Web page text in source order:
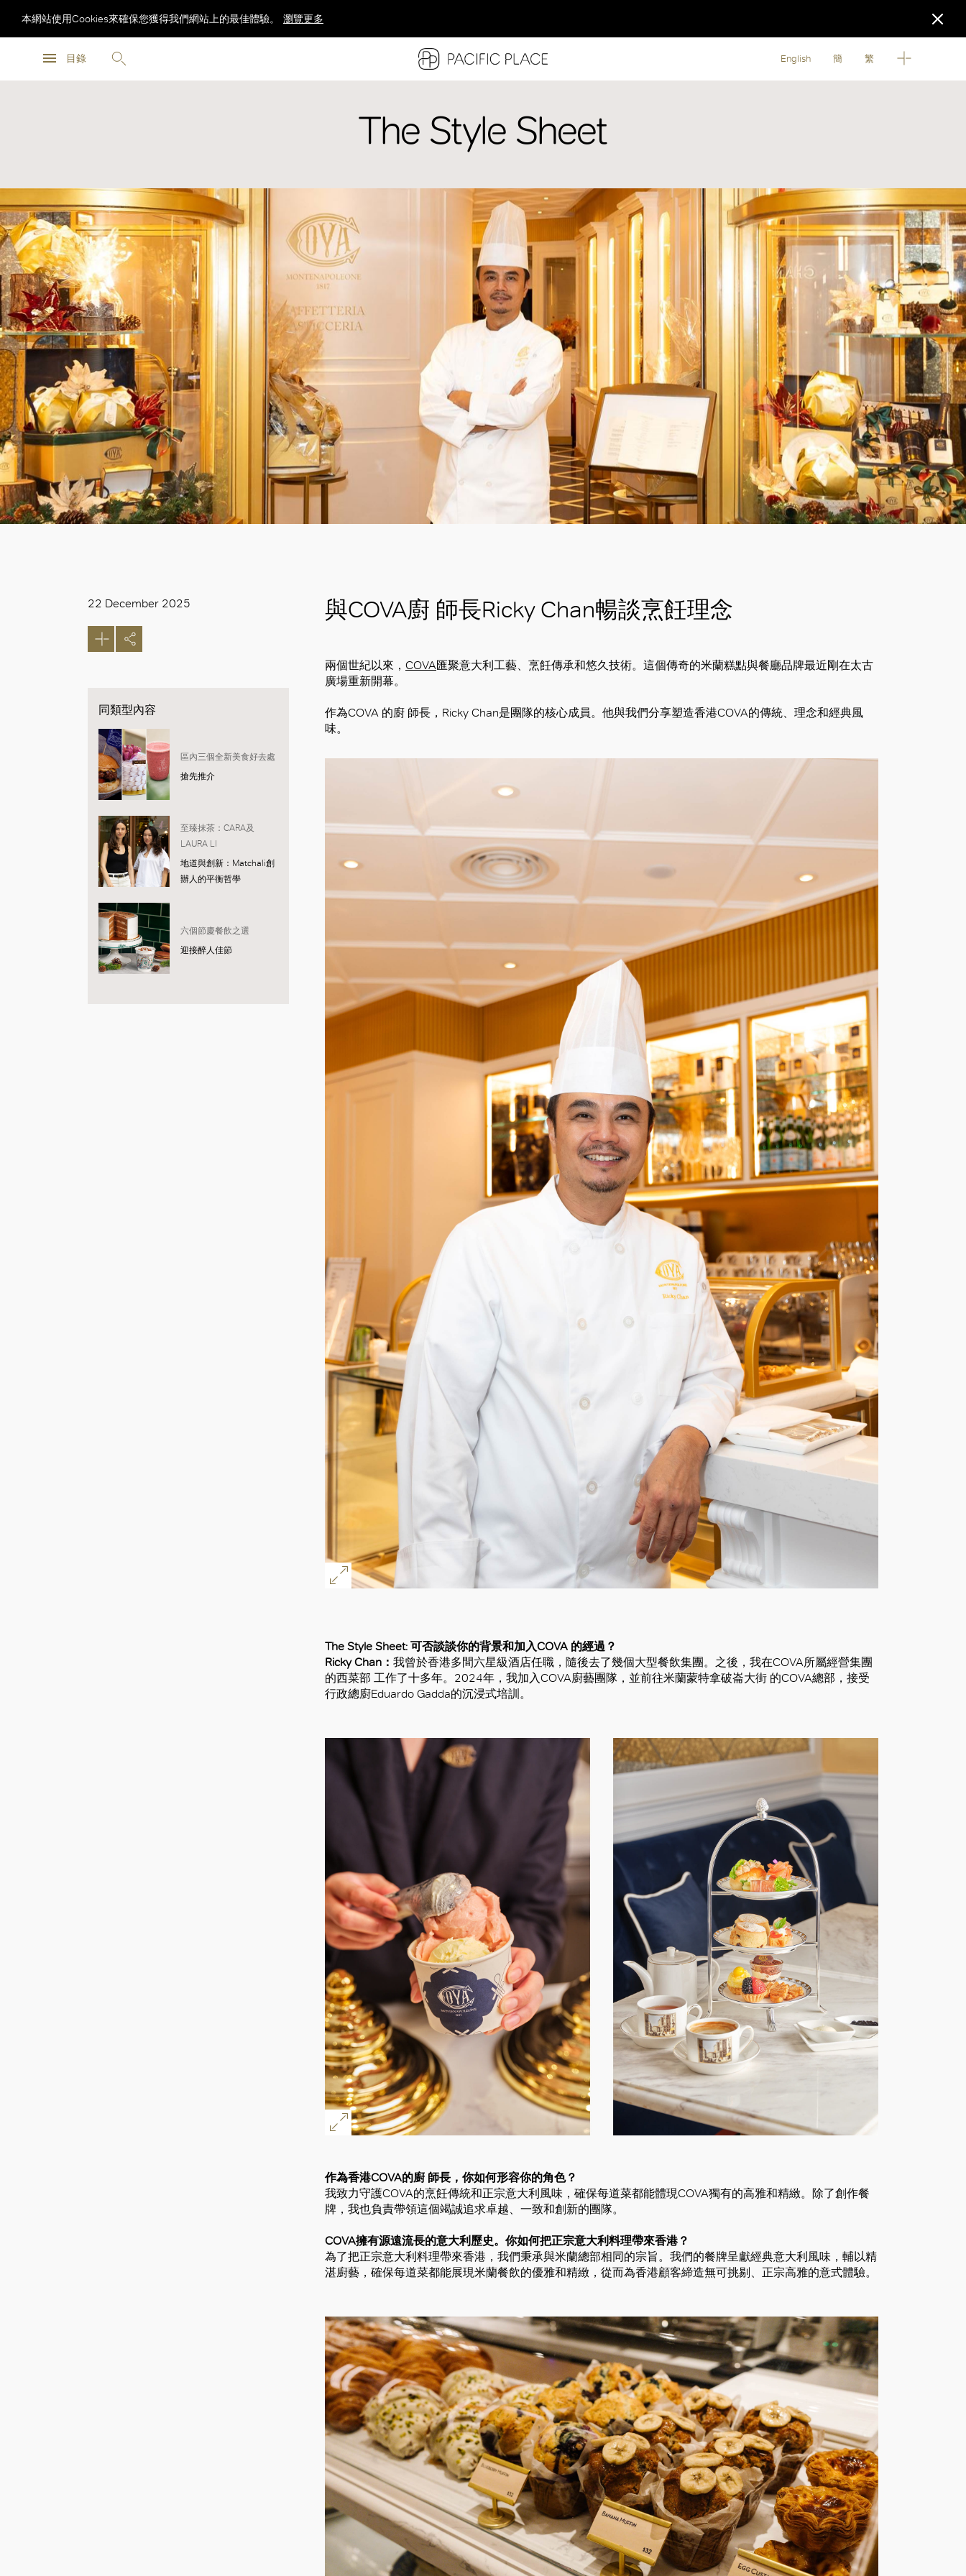
目錄
本網站使用Cookies來確保您獲得我們網站上的最佳體驗。 瀏覽更多
English 簡 繁
The Style Sheet
22 December 2025
同類型內容
區內三個全新美食好去處
搶先推介
至臻抹茶：CARA及
LAURA LI
地道與創新：Matchali創
辦人的平衡哲學
六個節慶餐飲之選
迎接醉人佳節
與COVA廚 師長Ricky Chan暢談烹飪理念
兩個世紀以來， COVA匯聚意大利工藝、烹飪傳承和悠久技術。這個傳奇的米蘭糕點與餐廳品牌最近剛在太古
廣場重新開幕。
作為COVA 的廚 師長，Ricky Chan是團隊的核心成員。他與我們分享塑造香港COVA的傳統、理念和經典風
味。
The Style Sheet: 可否談談你的背景和加入COVA 的經過？
Ricky Chan： 我曾於香港多間六星級酒店任職，隨後去了幾個大型餐飲集團。之後，我在COVA所屬經營集團
的西菜部 工作了十多年。2024年，我加入COVA廚藝團隊，並前往米蘭蒙特拿破崙大街 的COVA總部，接受
行政總廚Eduardo Gadda的沉浸式培訓。
作為香港COVA的廚 師長，你如何形容你的角色？
我致力守護COVA的烹飪傳統和正宗意大利風味，確保每道菜都能體現COVA獨有的高雅和精緻。除了創作餐
牌，我也負責帶領這個竭誠追求卓越、一致和創新的團隊。
COVA擁有源遠流長的意大利歷史。你如何把正宗意大利料理帶來香港？
為了把正宗意大利料理帶來香港，我們秉承與米蘭總部相同的宗旨。我們的餐牌呈獻經典意大利風味，輔以精
湛廚藝，確保每道菜都能展現米蘭餐飲的優雅和精緻，從而為香港顧客締造無可挑剔、正宗高雅的意式體驗。